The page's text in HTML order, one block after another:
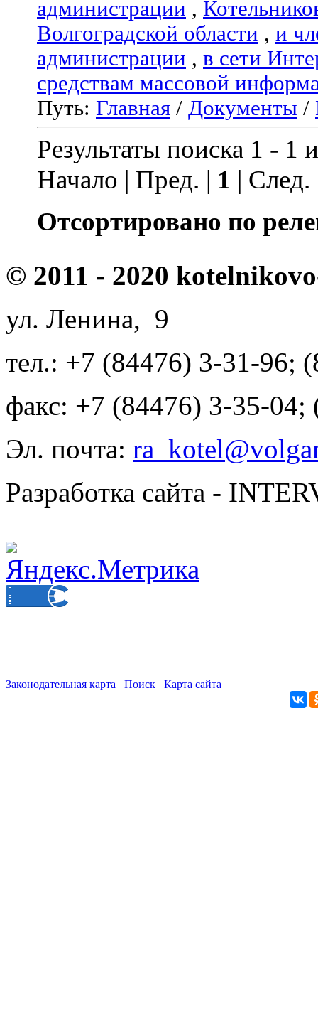
администрации ,
Волгоградской области , и
администрации , в сети
средствам массовой
Путь: Главная / Документы /
Результаты поиска 1 - 1
Начало | Пред. | 1 |
Отсортировано по
© 2011 - 2020
ул. Ленина, 9
тел.: +7 (84476) 3-31-96;
факс: +7 (84476) 3-35-04;
Эл. почта:
Разработка сайта -
Законодательная карта Поиск Карта сайта